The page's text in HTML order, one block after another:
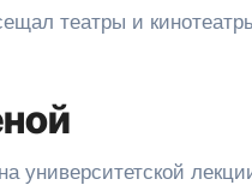
театры и
университетской